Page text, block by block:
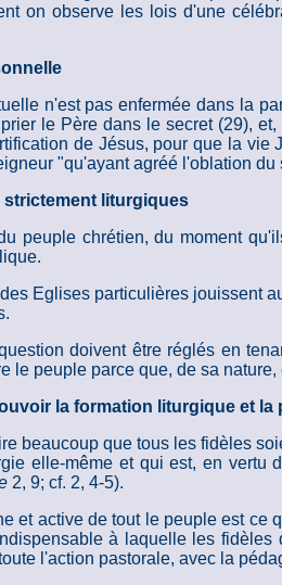
on observe les lois d'une
n'est pas enfermée dans la
le Père dans le secret (29),
de Jésus, pour que la
"qu'ayant agréé l'oblation
strictement liturgiques
peuple chrétien, du moment
Eglises particulières jouissent
doivent être réglés en
le peuple parce que, de sa
la formation liturgique et
beaucoup que tous les fidèles
elle-même et qui est, en vertu
2, 9; cf. 2, 4-5).
et active de tout le peuple est ce
à laquelle les
l'action pastorale, avec la